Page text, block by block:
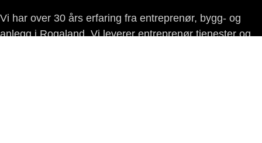
Vi har over 30 års erfaring fra entreprenør, bygg- og
anlegg i Rogaland. Vi leverer entreprenør tjenester og